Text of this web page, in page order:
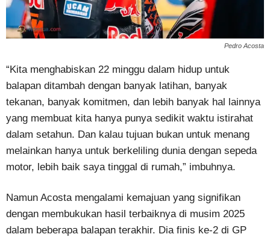
Pedro Acosta
“Kita menghabiskan 22 minggu dalam hidup untuk
balapan ditambah dengan banyak latihan, banyak
tekanan, banyak komitmen, dan lebih banyak hal lainnya
yang membuat kita hanya punya sedikit waktu istirahat
dalam setahun. Dan kalau tujuan bukan untuk menang
melainkan hanya untuk berkeliling dunia dengan sepeda
motor, lebih baik saya tinggal di rumah,” imbuhnya.
Namun Acosta mengalami kemajuan yang signifikan
dengan membukukan hasil terbaiknya di musim 2025
dalam beberapa balapan terakhir. Dia finis ke-2 di GP